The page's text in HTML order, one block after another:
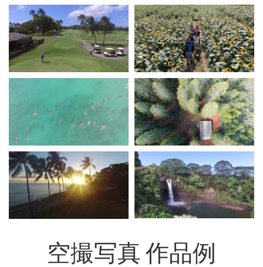
空撮写真 作品例